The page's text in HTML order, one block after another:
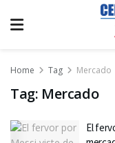
Home Tag Mercado
Tag: Mercado
El